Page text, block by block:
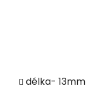
délka- 13mm